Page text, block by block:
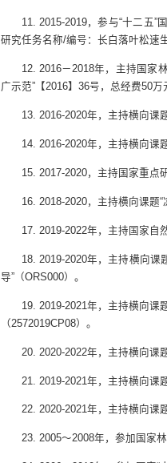
11. 2015-2019，参与“十二五”
研究任务名称/编号：长白落叶松速
12. 2016－2018年，主持国家
广示范”【2016】36号，总经费50万
13. 2016-2020年，主持横向课
14. 2016-2020年，主持横向课
15. 2017-2020，主持国家重点
16. 2018-2020，主持横向课题
17. 2019-2022年，主持国家自
18. 2019-2020年，主持横向课
导”（ORS000）。
19. 2019-2021年，主持横向课
（2572019CP08）。
20. 2020-2022年，主持横向课
21. 2019-2021年，主持横向课
22. 2020-2021年，主持横向课
23. 2005～2008年，参加国家